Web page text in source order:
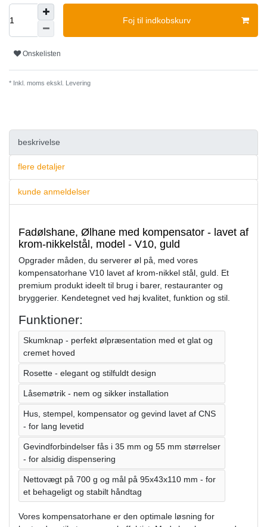
Foj til indkobskurv
Onskelisten
* Inkl. moms ekskl. Levering
beskrivelse
flere detaljer
kunde anmeldelser
Fadølshane, Ølhane med kompensator - lavet af
krom-nikkelstål, model - V10, guld
Opgrader måden, du serverer øl på, med vores
kompensatorhane V10 lavet af krom-nikkel stål, guld. Et
premium produkt ideelt til brug i barer, restauranter og
bryggerier. Kendetegnet ved høj kvalitet, funktion og stil.
Funktioner:
Skumknap - perfekt ølpræsentation med et glat og
cremet hoved
Rosette - elegant og stilfuldt design
Låsemøtrik - nem og sikker installation
Hus, stempel, kompensator og gevind lavet af CNS
- for lang levetid
Gevindforbindelser fås i 35 mm og 55 mm størrelser
- for alsidig dispensering
Nettovægt på 700 g og mål på 95x43x110 mm - for
et behageligt og stabilt håndtag
Vores kompensatorhane er den optimale løsning for